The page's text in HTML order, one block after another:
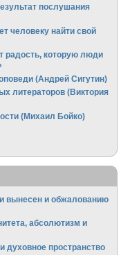
послушания
человеку найти свой
радость, которую люди
(Андрей Сигутин)
литераторов (Виктория
(Михаил Бойко)
вынесен и обжалованию
абсолютизм и
духовное пространство